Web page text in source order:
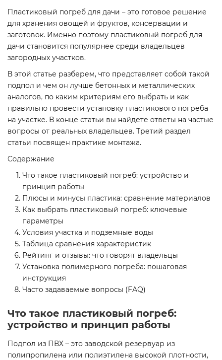
Пластиковый погреб для дачи – это готовое решение
для хранения овощей и фруктов, консервации и
заготовок. Именно поэтому пластиковый погреб для
дачи становится популярнее среди владельцев
загородных участков.
В этой статье разберем, что представляет собой такой
подпол и чем он лучше бетонных и металлических
аналогов, по каким критериям его выбрать и как
правильно провести установку пластикового погреба
на участке. В конце статьи вы найдете ответы на частые
вопросы от реальных владельцев. Третий раздел
статьи посвящен практике монтажа.
Содержание
Что такое пластиковый погреб: устройство и
принцип работы
Плюсы и минусы пластика: сравнение материалов
Как выбрать пластиковый погреб: ключевые
параметры
Условия участка и подземные воды
Таблица сравнения характеристик
Рейтинг и отзывы: что говорят владельцы
Установка полимерного погреба: пошаговая
инструкция
Часто задаваемые вопросы (FAQ)
Что такое пластиковый погреб:
устройство и принцип работы
Подпол из ПВХ – это заводской резервуар из
полипропилена или полиэтилена высокой плотности,